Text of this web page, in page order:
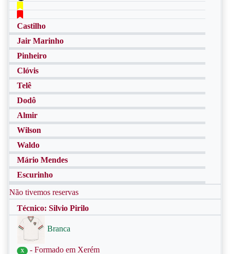
Castilho
Jair Marinho
Pinheiro
Clóvis
Telê
Dodô
Almir
Wilson
Waldo
Mário Mendes
Escurinho
Não tivemos reservas
Técnico: Silvio Pirilo
Branca
X - Formado em Xerém